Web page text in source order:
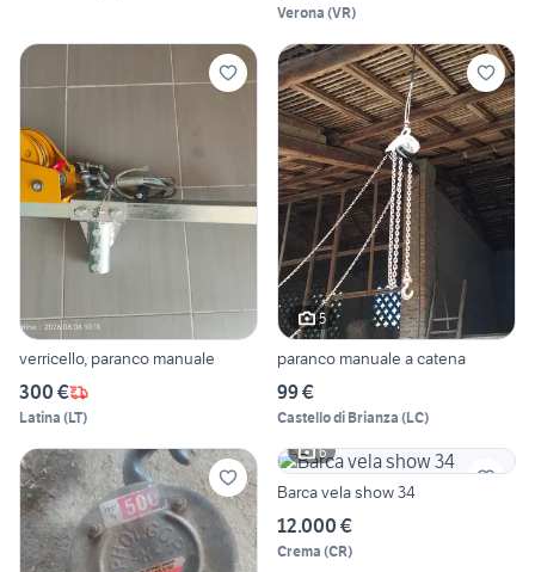
Verona (VR)
verricello, paranco manuale
300 €
Latina (LT)
5
paranco manuale a catena
99 €
Castello di Brianza (LC)
6
Barca vela show 34
12.000 €
Crema (CR)